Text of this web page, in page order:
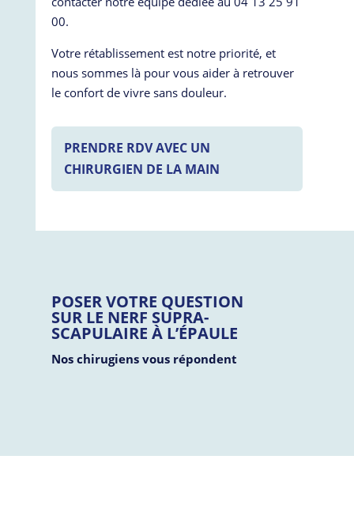
00.
Votre rétablissement est notre priorité, et
nous sommes là pour vous aider à retrouver
le confort de vivre sans douleur.
PRENDRE RDV AVEC UN
CHIRURGIEN DE LA MAIN
POSER VOTRE QUESTION
SUR LE NERF SUPRA-
SCAPULAIRE À L’ÉPAULE
Nos chirugiens vous répondent